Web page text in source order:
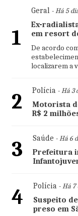
1
Geral- Há 5
Ex-
em resort
De acordo
localizarem a
2 Polícia- Há 3
Motorista
R$ 2
3 Saúde - Há 6
Prefeitura
4 Polícia- Há 7
Suspeito
preso em